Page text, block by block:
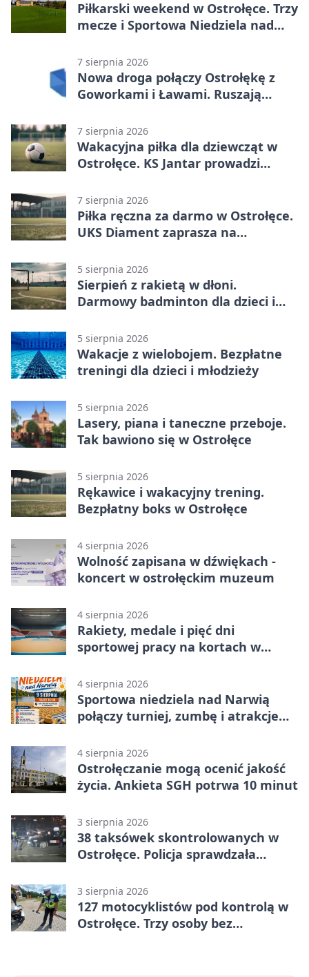
Piłkarski weekend w Ostrołęce. Trzy
mecze i Sportowa Niedziela nad
7 sierpnia 2026
Nowa droga połączy Ostrołękę z
Goworkami i Ławami. Ruszają
7 sierpnia 2026
Wakacyjna piłka dla dziewcząt w
Ostrołęce. KS Jantar prowadzi
7 sierpnia 2026
Piłka ręczna za darmo w Ostrołęce.
UKS Diament zaprasza na
5 sierpnia 2026
Sierpień z rakietą w dłoni.
Darmowy badminton dla dzieci i
5 sierpnia 2026
Wakacje z wielobojem. Bezpłatne
treningi dla dzieci i młodzieży
5 sierpnia 2026
Lasery, piana i taneczne przeboje.
Tak bawiono się w Ostrołęce
5 sierpnia 2026
Rękawice i wakacyjny trening.
Bezpłatny boks w Ostrołęce
4 sierpnia 2026
Wolność zapisana w dźwiękach -
koncert w ostrołęckim muzeum
4 sierpnia 2026
Rakiety, medale i pięć dni
sportowej pracy na kortach w
4 sierpnia 2026
Sportowa niedziela nad Narwią
połączy turniej, zumbę i atrakcje
4 sierpnia 2026
Ostrołęczanie mogą ocenić jakość
życia. Ankieta SGH potrwa 10 minut
3 sierpnia 2026
38 taksówek skontrolowanych w
Ostrołęce. Policja sprawdzała
3 sierpnia 2026
127 motocyklistów pod kontrolą w
Ostrołęce. Trzy osoby bez